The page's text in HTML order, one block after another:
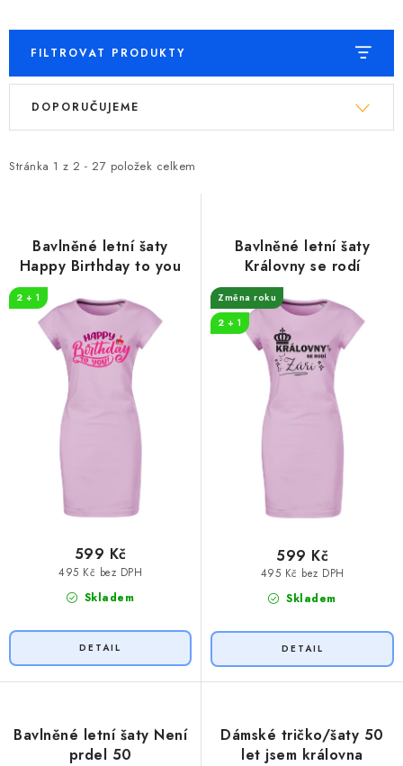
FILTROVAT PRODUKTY
V
i
o
d
Stránka 1 z 2 - 27 položek celkem
Ř
e
o
DOPORUČUJEME
Bavlněné letní šaty
Happy Birthday to you
2 + 1
Skladem
495 Kč bez DPH
599 Kč
Bavlněné letní šaty
Královny se rodí
Změna roku
2 + 1
Skladem
495 Kč bez DPH
599 Kč
Bavlněné letní šaty Není
prdel 50
Dámské tričko/šaty 50
let jsem královna